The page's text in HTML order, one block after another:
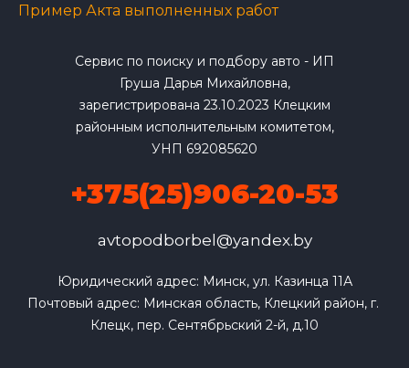
Пример Акта выполненных работ
Сервис по поиску и подбору авто - ИП
Груша Дарья Михайловна,
зарегистрирована 23.10.2023 Клецким
районным исполнительным комитетом,
УНП 692085620
+375(25)906-20-53
avtopodborbel@yandex.by
Юридический адрес: Минск, ул. Казинца 11А
Почтовый адрес: Минская область, Клецкий район, г.
Клецк, пер. Сентябрьский 2-й, д.10